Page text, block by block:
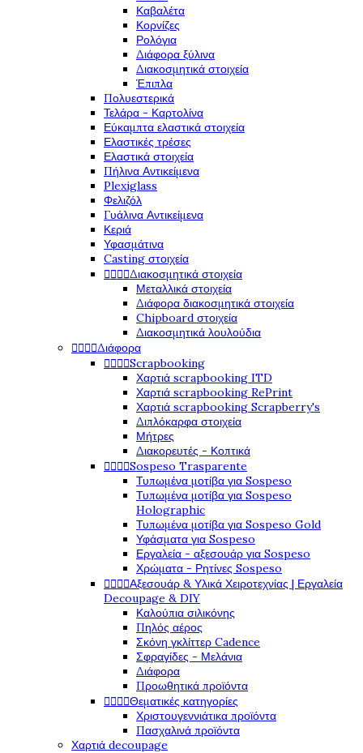
Καβαλέτα
Κορνίζες
Ρολόγια
Διάφορα ξύλινα
Διακοσμητικά στοιχεία
Έπιπλα
Πολυεστερικά
Τελάρα - Καρτολίνα
Εύκαμπτα ελαστικά στοιχεία
Ελαστικές τρέσες
Ελαστικά στοιχεία
Πήλινα Αντικείμενα
Plexiglass
Φελιζόλ
Γυάλινα Αντικείμενα
Κεριά
Υφασμάτινα
Casting στοιχεία
Διακοσμητικά στοιχεία
Μεταλλικά στοιχεία
Διάφορα διακοσμητικά στοιχεία
Chipboard στοιχεία
Διακοσμητικά λουλούδια
Διάφορα
Scrapbooking
Χαρτιά scrapbooking ITD
Χαρτιά scrapbooking RePrint
Χαρτιά scrapbooking Scrapberry's
Διπλόκαρφα στοιχεία
Μήτρες
Διακορευτές - Κοπτικά
Sospeso Trasparente
Τυπωμένα μοτίβα για Sospeso
Τυπωμένα μοτίβα για Sospeso
Holographic
Τυπωμένα μοτίβα για Sospeso Gold
Υφάσματα για Sospeso
Εργαλεία - αξεσουάρ για Sospeso
Χρώματα - Ρητίνες Sospeso
Αξεσουάρ & Υλικά Χειροτεχνίας | Εργαλεία
Decoupage & DIY
Καλούπια σιλικόνης
Πηλός αέρος
Σκόνη γκλίττερ Cadence
Σφραγίδες - Μελάνια
Διάφορα
Προωθητικά προϊόντα
Θεματικές κατηγορίες
Χριστουγεννιάτικα προϊόντα
Πασχαλινά προϊόντα
Χαρτιά decoupage